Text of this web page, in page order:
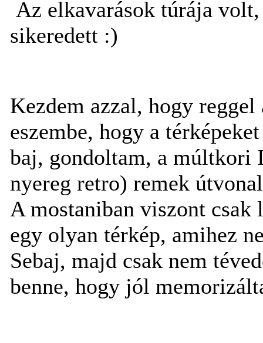
Az elkavarások túrája
sikeredett :)
Kezdem azzal, hogy
eszembe, hogy a
baj, gondoltam, a múltkori
nyereg retro) remek
A mostaniban viszont
egy olyan térkép, amihez
Sebaj, majd csak nem
benne, hogy jól